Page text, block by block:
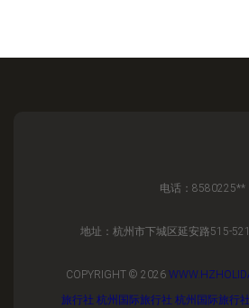
电话：8580225**
地址：杭州市下城区延安路515-
COPYRIGHT © 2026
旅行社 杭州国际旅行社 杭州国际旅行社